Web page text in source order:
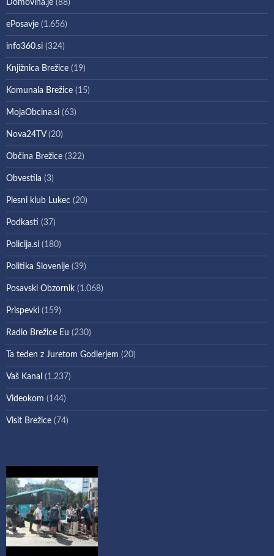
Domovina.je (88)
ePosavje (1.656)
info360.si (324)
Knjižnica Brežice (19)
Komunala Brežice (15)
MojaObcina.si (63)
Nova24TV(20)
Občina Brežice (322)
Obvestila (3)
Plesni klub Lukec (20)
Podkasti (37)
Policija.si (180)
Politika Slovenije (39)
Posavski Obzornik (1.068)
Prispevki (159)
Radio Brežice Eu (230)
Ta teden z Juretom Godlerjem (20)
Vaš Kanal (1.237)
Videokom (144)
Visit Brežice (74)